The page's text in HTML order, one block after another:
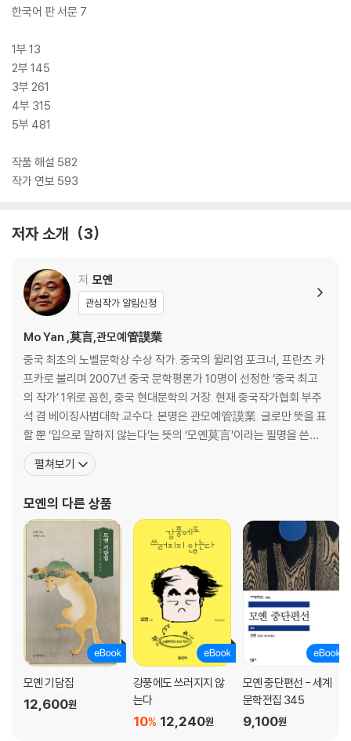
한국어 판 서문 7
1부 13
2부 145
3부 261
4부 315
5부 481
작품 해설 582
작가 연보 593
저자 소개 3
저 모옌
관심작가 알림신청
Mo Yan ,莫言,관모예管謨業
중국 최초의 노벨문학상 수상 작가. 중국의 윌리엄 포크너, 프란츠 카
프카로 불리며 2007년 중국 문학평론가 10명이 선정한 ‘중국 최고
의 작가’ 1위로 꼽힌, 중국 현대문학의 거장. 현재 중국작가협회 부주
석 겸 베이징사범대학 교수다. 본명은 관모예管謨業. 글로만 뜻을 표
할 뿐 ‘입으로 말하지 않는다’는 뜻의 ‘모옌莫言’이라는 필명을 쓴다.
1955년 산둥성 가오미시 둥베이향 다란핑안촌에서 태어났다. 초등
학교 5학년 때 문화대혁명이 일어나자 학업을 중단하고 고향에서 소
다. 1976년 고향을 떠나 중국 인민해방군
펼쳐보기
모옌의 다른 상품
모옌 기담집
12,600원
강풍에도 쓰러지지 않
는다
12,240원
10%
모옌 중단편선 - 세계
문학전집 345
9,100원